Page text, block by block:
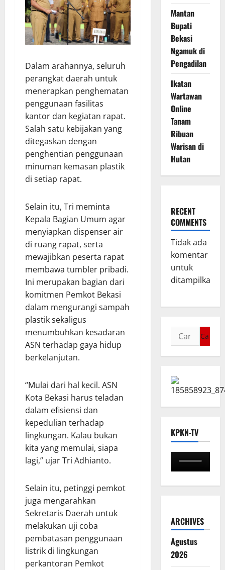
Dalam arahannya, seluruh
perangkat daerah untuk
menerapkan penghematan
penggunaan fasilitas
kantor dan kegiatan rapat.
Salah satu kebijakan yang
ditegaskan dengan
penghentian penggunaan
minuman kemasan plastik
di setiap rapat.
Selain itu, Tri meminta
Kepala Bagian Umum agar
menyiapkan dispenser air
di ruang rapat, serta
mewajibkan peserta rapat
membawa tumbler pribadi.
Ini merupakan bagian dari
komitmen Pemkot Bekasi
dalam mengurangi sampah
plastik sekaligus
menumbuhkan kesadaran
ASN terhadap gaya hidup
berkelanjutan.
“Mulai dari hal kecil. ASN
Kota Bekasi harus teladan
dalam efisiensi dan
kepedulian terhadap
lingkungan. Kalau bukan
kita yang memulai, siapa
lagi,” ujar Tri Adhianto.
Selain itu, petinggi pemkot
juga mengarahkan
Sekretaris Daerah untuk
melakukan uji coba
pembatasan penggunaan
listrik di lingkungan
perkantoran Pemkot
Mantan
Bupati
Bekasi
Ngamuk di
Pengadilan
Ikatan
Wartawan
Online
Tanam
Ribuan
Warisan di
Hutan
RECENT
COMMENTS
Tidak ada
komentar
untuk
ditampilkan.
KPKN-TV
ARCHIVES
Agustus
2026